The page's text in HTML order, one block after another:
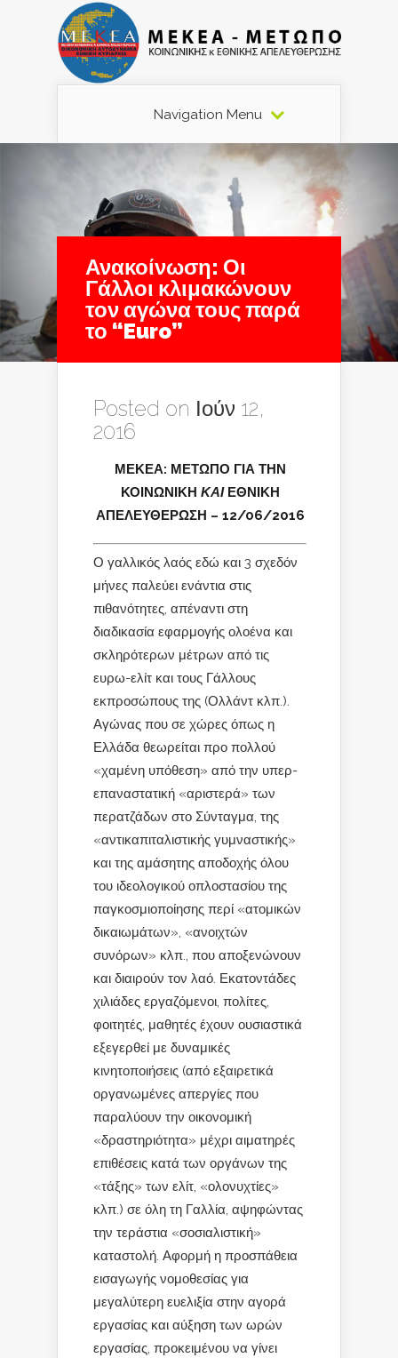
Navigation Menu
Ανακοίνωση: Οι
Γάλλοι κλιμακώνουν
τον αγώνα τους παρά
το “Euro”
Posted on Ιούν 12,
2016
ΜΕΚΕΑ: ΜΕΤΩΠΟ ΓΙΑ ΤΗΝ
ΚΟΙΝΩΝΙΚΗ ΚΑΙ ΕΘΝΙΚΗ
ΑΠΕΛΕΥΘΕΡΩΣΗ – 12/06/2016
Ο γαλλικός λαός εδώ και 3 σχεδόν
μήνες παλεύει ενάντια στις
πιθανότητες, απέναντι στη
διαδικασία εφαρμογής ολοένα και
σκληρότερων μέτρων από τις
ευρω-ελίτ και τους Γάλλους
εκπροσώπους της (Ολλάντ κλπ.).
Αγώνας που σε χώρες όπως η
Ελλάδα θεωρείται προ πολλού
«χαμένη υπόθεση» από την υπερ-
επαναστατική «αριστερά» των
περατζάδων στο Σύνταγμα, της
«αντικαπιταλιστικής γυμναστικής»
και της αμάσητης αποδοχής όλου
του ιδεολογικού οπλοστασίου της
παγκοσμιοποίησης περί «ατομικών
δικαιωμάτων», «ανοιχτών
συνόρων» κλπ., που αποξενώνουν
και διαιρούν τον λαό. Εκατοντάδες
χιλιάδες εργαζόμενοι, πολίτες,
φοιτητές, μαθητές έχουν ουσιαστικά
εξεγερθεί με δυναμικές
κινητοποιήσεις (από εξαιρετικά
οργανωμένες απεργίες που
παραλύουν την οικονομική
«δραστηριότητα» μέχρι αιματηρές
επιθέσεις κατά των οργάνων της
«τάξης» των ελίτ, «ολονυχτίες»
κλπ.) σε όλη τη Γαλλία, αψηφώντας
την τεράστια «σοσιαλιστική»
καταστολή. Αφορμή η προσπάθεια
εισαγωγής νομοθεσίας για
μεγαλύτερη ευελιξία στην αγορά
εργασίας και αύξηση των ωρών
εργασίας, προκειμένου να γίνει